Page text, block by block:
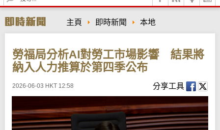
e
r
c
主頁 即時新聞 本地
勞福局分析AI對勞工市場影響 結果將
納入人力推算於第四季公布
2026-06-03 HKT 12:58 分享工具